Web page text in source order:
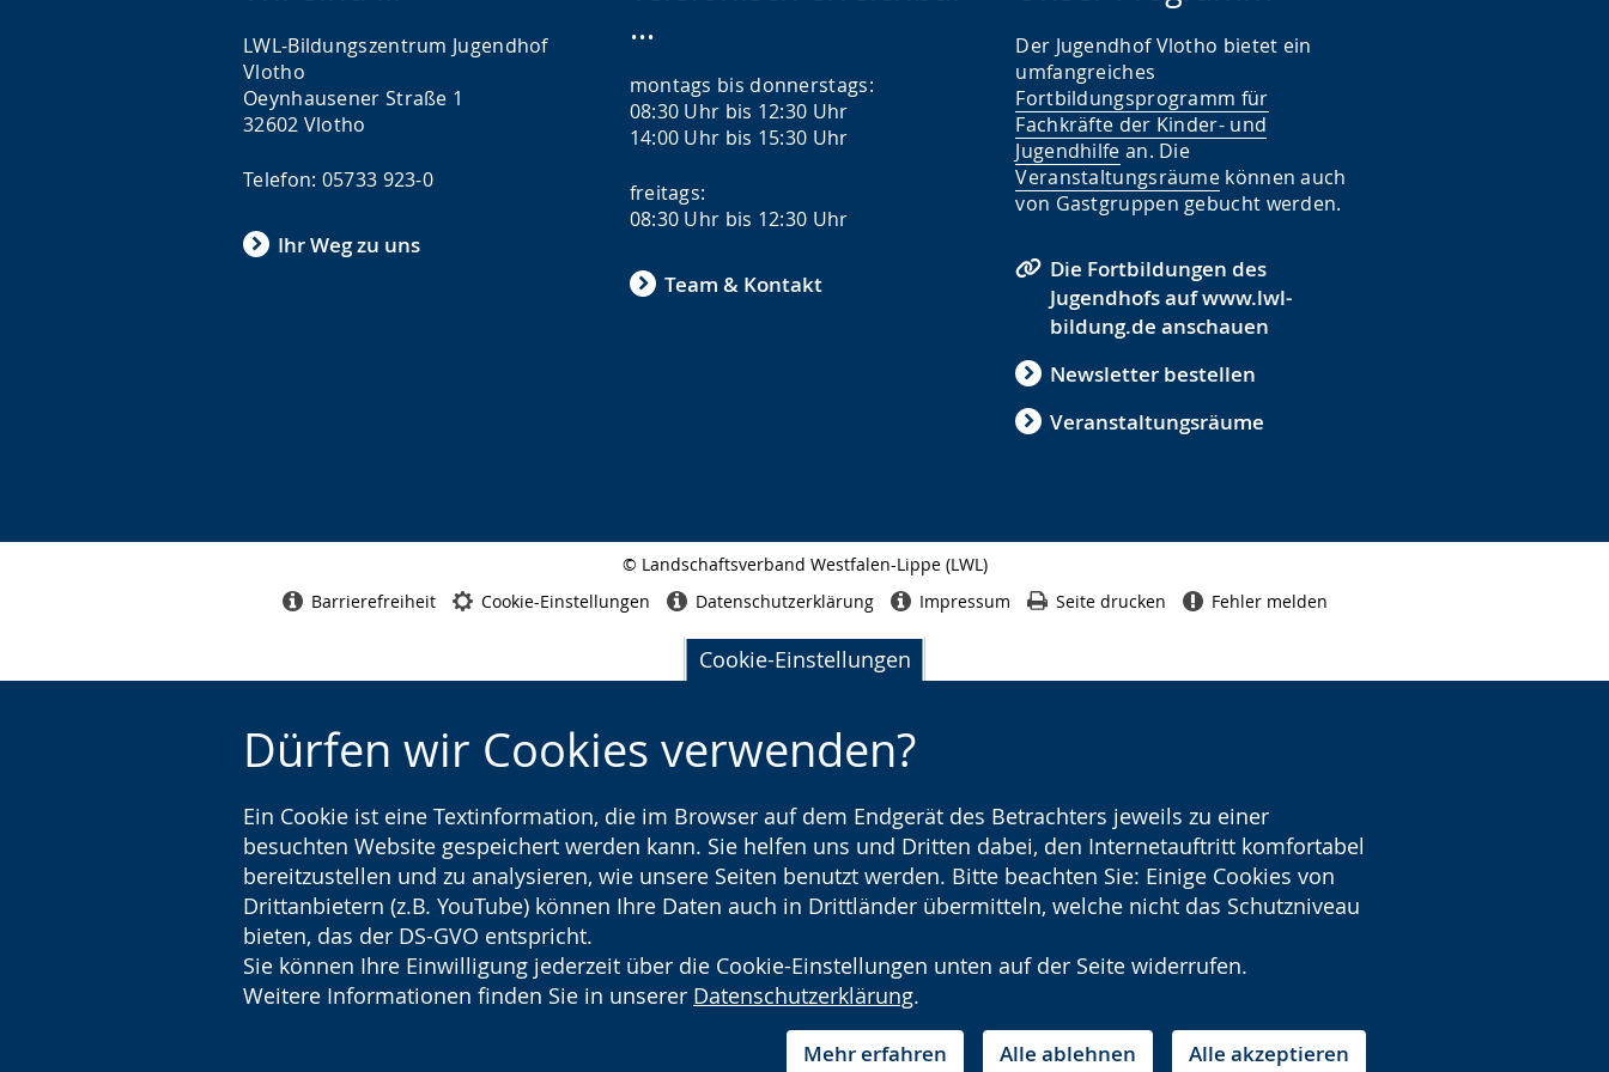
Cookie-Einstellungen
Dürfen wir Cookies verwenden?
Ein Cookie ist eine Textinformation, die im Browser auf dem Endgerät des Betrachters jeweils zu einer
besuchten Website gespeichert werden kann. Sie helfen uns und Dritten dabei, den Internetauftritt komfortabel
bereitzustellen und zu analysieren, wie unsere Seiten benutzt werden. Bitte beachten Sie: Einige Cookies von
Drittanbietern (z.B. YouTube) können Ihre Daten auch in Drittländer übermitteln, welche nicht das Schutzniveau
bieten, das der DS-GVO entspricht.
Sie können Ihre Einwilligung jederzeit über die Cookie-Einstellungen unten auf der Seite widerrufen.
Weitere Informationen finden Sie in unserer Datenschutzerklärung.
Alle akzeptieren
Alle ablehnen
Mehr erfahren
LWL-Bildungszentrum Jugendhof
Vlotho
Oeynhausener Straße 1
32602 Vlotho
Telefon: 05733 923-0
Ihr Weg zu uns
...
montags bis donnerstags:
08:30 Uhr bis 12:30 Uhr
14:00 Uhr bis 15:30 Uhr
freitags:
08:30 Uhr bis 12:30 Uhr
Team & Kontakt
Der Jugendhof Vlotho bietet ein
umfangreiches
Fortbildungsprogramm für
Fachkräfte der Kinder- und
Jugendhilfe an. Die
Veranstaltungsräume können auch
von Gastgruppen gebucht werden.
Die Fortbildungen des
Jugendhofs auf www.lwl-
bildung.de anschauen
Newsletter bestellen
Veranstaltungsräume
© Landschaftsverband Westfalen-Lippe (LWL)
Barrierefreiheit Cookie-Einstellungen Datenschutzerklärung Impressum Seite drucken Fehler melden